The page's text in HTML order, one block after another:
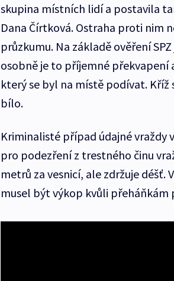
skupina místních lidí a postavila
Dana Čírtková. Ostraha proti nim
průzkumu. Na základě ověření
osobně je to příjemné překvapení
který se byl na místě podívat.
bílo.
Kriminalisté případ údajné vraždy
pro podezření z trestného činu
metrů za vesnicí, ale zdržuje déšť.
musel být výkop kvůli